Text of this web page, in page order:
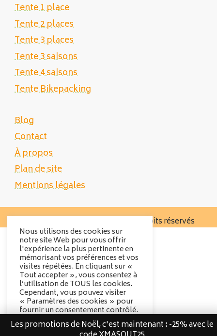
Tente 1 place
Tente 2 places
Tente 3 places
Tente 3 saisons
Tente 4 saisons
Tente Bikepacking
Blog
Contact
À propos
Plan de site
Mentions légales
Copyright 2025 Tente Trek - Tous droits réservés
Nous utilisons des cookies sur
notre site Web pour vous offrir
l'expérience la plus pertinente en
mémorisant vos préférences et vos
visites répétées. En cliquant sur «
Tout accepter », vous consentez à
l’utilisation de TOUS les cookies.
Cependant, vous pouvez visiter
« Paramètres des cookies » pour
fournir un consentement contrôlé.
Options des cookies
Les promotions de Noël, c'est maintenant : -25% avec le